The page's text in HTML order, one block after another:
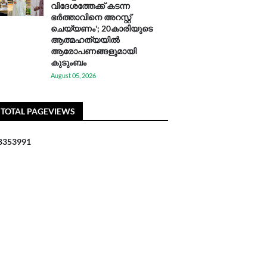
വിദേശത്തേക്ക് കടന്ന
ഭർത്താവിനെ അറസ്റ്റ്
ചെയ്യണം'; 20കാരിയുടെ
ആത്മഹത്യയിൽ
ആരോപണങ്ങളുമായി
കുടുംബം
August 05, 2026
TOTAL PAGEVIEWS
353991